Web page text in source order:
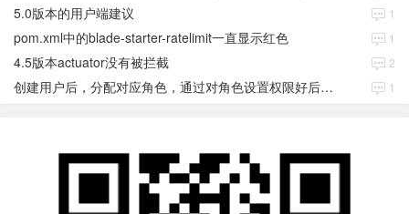
5.0版本的用户端建议 1
pom.xml中的blade-starter-ratelimit一直显示红色 1
4.5版本actuator没有被拦截 2
创建用户后，分配对应角色，通过对角色设置权限好后，登录当前用户后。查看不到当前已分配对应角色权限数据 1